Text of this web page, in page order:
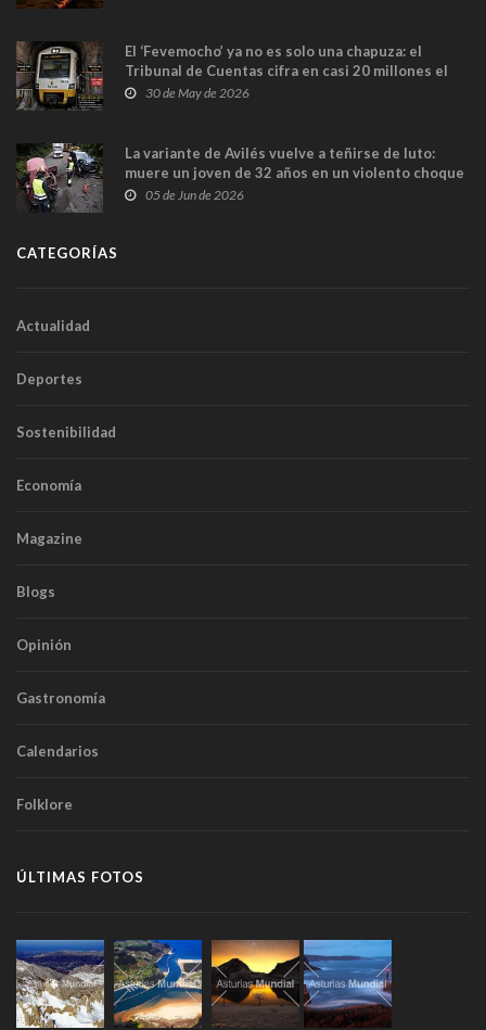
El ‘Fevemocho’ ya no es solo una chapuza: el
Tribunal de Cuentas cifra en casi 20 millones el
sobrecoste de los trenes que no cabían por los
30 de May de 2026
La variante de Avilés vuelve a teñirse de luto:
muere un joven de 32 años en un violento choque
frontal
05 de Jun de 2026
CATEGORÍAS
Actualidad
Deportes
Sostenibilidad
Economía
Magazine
Blogs
Opinión
Gastronomía
Calendarios
Folklore
ÚLTIMAS FOTOS